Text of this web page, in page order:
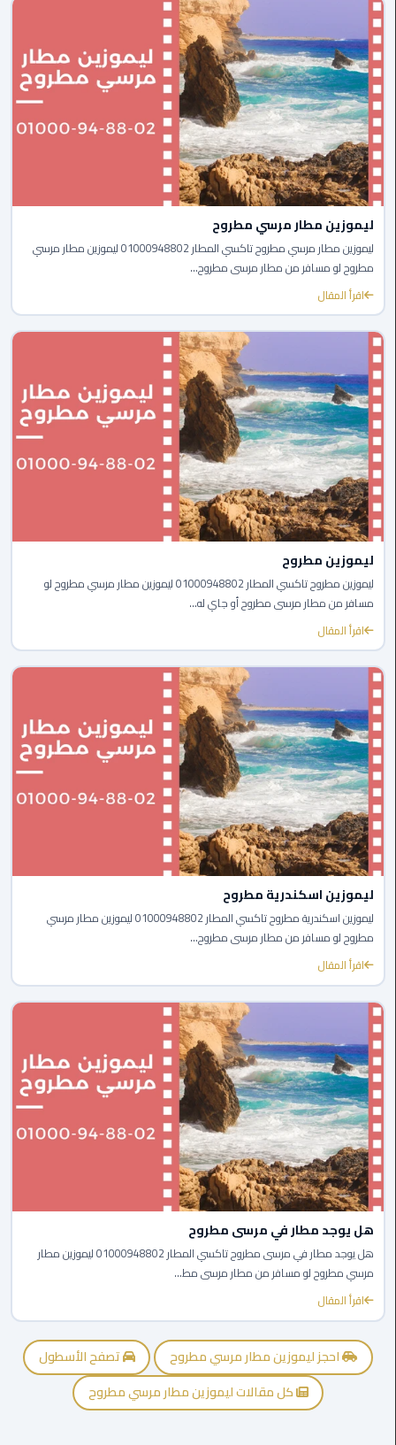
شرم
الشيخ
ليموزين
مطار
القاهرة
الخط
الساخن
ليموزين
مطار
العاصمة
الادارية
القاهرة
الي
اسكندرية
تاكسي
العاصمة
ليموزين
مطار
برج
العرب
الدولي
تاكسي
ليموزين
مطار
برج
العرب
الي
مرسي
مطروح
تاكسي
اسكندريه
ليموزين
مطار
برج
والإسكندرية
ليموزين
دمياط
ليموزين
من
الاسكندرية
الى
مطار
القاهرة
ليموزين
الدقي
ليموزين
من
ليموزين مطار مرسي مطروح
ليموزين مطار مرسي مطروح تاكسي المطار 01000948802 ليموزين مطار مرسي
مطروح لو مسافر من مطار مرسى مطروح...
اقرأ المقال
ليموزين مطروح
ليموزين مطروح تاكسي المطار 01000948802 ليموزين مطار مرسي مطروح لو
مسافر من مطار مرسى مطروح أو جاي له...
اقرأ المقال
ليموزين اسكندرية مطروح
ليموزين اسكندرية مطروح تاكسي المطار 01000948802 ليموزين مطار مرسي
مطروح لو مسافر من مطار مرسى مطروح...
اقرأ المقال
هل يوجد مطار في مرسى مطروح
هل يوجد مطار في مرسى مطروح تاكسي المطار 01000948802 ليموزين مطار
مرسي مطروح لو مسافر من مطار مرسى مط...
اقرأ المقال
احجز ليموزين مطار مرسي مطروح
تصفح الأسطول
كل مقالات ليموزين مطار مرسي مطروح